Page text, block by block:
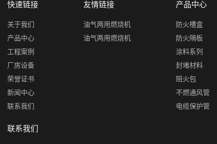
快速链接
关于我们
产品中心
工程案例
厂房设备
荣誉证书
新闻中心
联系我们
友情链接
油气两用燃烧机
油气两用燃烧机
产品中心
防火槽盒
防火隔板
涂料系列
封堵材料
阻火包
不燃通风管
电缆保护管
联系我们